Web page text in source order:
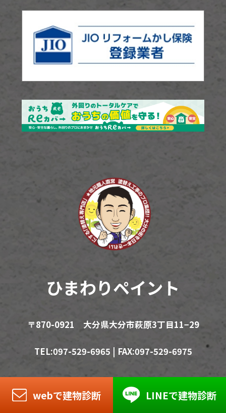
webで建物診断 LINEで建物診断
ひまわりペイント
〒870-0921 大分県大分市萩原3丁目11−29
TEL:097-529-6965 | FAX:097-529-6975